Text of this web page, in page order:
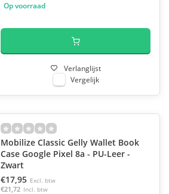
Op voorraad
Verlanglijst
Vergelijk
Mobilize Classic Gelly Wallet Book
Case Google Pixel 8a - PU-Leer -
Zwart
€17,95 Excl. btw
€21,72 Incl. btw